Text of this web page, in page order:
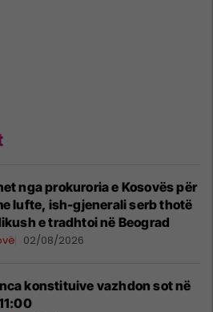
nga prokuroria e Kosovës për
lufte, ish-gjenerali serb thotë
e tradhtoi në Beograd
02/08/2026
konstituive vazhdon sot në